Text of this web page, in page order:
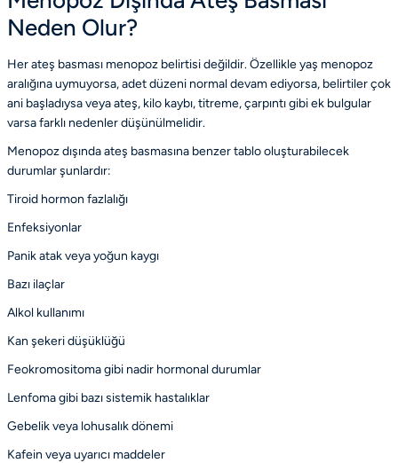
Neden Olur?
Her ateş basması menopoz belirtisi değildir. Özellikle yaş menopoz
aralığına uymuyorsa, adet düzeni normal devam ediyorsa, belirtiler çok
ani başladıysa veya ateş, kilo kaybı, titreme, çarpıntı gibi ek bulgular
varsa farklı nedenler düşünülmelidir.
Menopoz dışında ateş basmasına benzer tablo oluşturabilecek
durumlar şunlardır:
Tiroid hormon fazlalığı
Enfeksiyonlar
Panik atak veya yoğun kaygı
Bazı ilaçlar
Alkol kullanımı
Kan şekeri düşüklüğü
Feokromositoma gibi nadir hormonal durumlar
Lenfoma gibi bazı sistemik hastalıklar
Gebelik veya lohusalık dönemi
Kafein veya uyarıcı maddeler